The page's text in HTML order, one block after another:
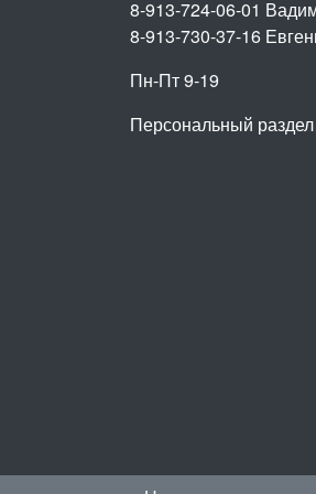
8-913-724-06-01
8-913-730-37-16
Пн-Пт 9-19
Персональный раздел